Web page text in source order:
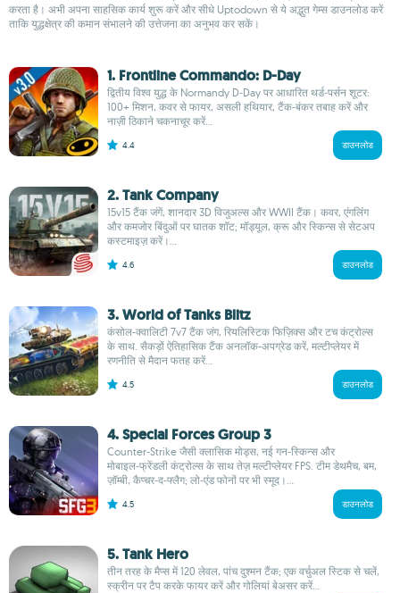
करता है। अभी अपना साहसिक कार्य शुरू करें और सीधे Uptodown से ये अद्भुत गेम्स डाउनलोड करें
ताकि युद्धक्षेत्र की कमान संभालने की उत्तेजना का अनुभव कर सकें।
1. Frontline Commando: D-Day
द्वितीय विश्व युद्ध के Normandy D‑Day पर आधारित थर्ड‑पर्सन शूटर:
100+ मिशन, कवर से फायर, असली हथियार, टैंक‑बंकर तबाह करें और
नाज़ी ठिकाने चकनाचूर करें...
4.4 डाउनलोड
2. Tank Company
15v15 टैंक जंगें, शानदार 3D विजुअल्स और WWII टैंक। कवर, एंगलिंग
और कमजोर बिंदुओं पर घातक शॉट; मॉड्यूल, क्रू और स्किन्स से सेटअप
कस्टमाइज़ करें।...
4.6 डाउनलोड
3. World of Tanks Blitz
कंसोल-क्वालिटी 7v7 टैंक जंग, रियलिस्टिक फिज़िक्स और टच कंट्रोल्स
के साथ. सैकड़ों ऐतिहासिक टैंक अनलॉक-अपग्रेड करें, मल्टीप्लेयर में
रणनीति से मैदान फतह करें...
4.5 डाउनलोड
4. Special Forces Group 3
Counter-Strike जैसी क्लासिक मोड्स, नई गन‑स्किन्स और
मोबाइल‑फ्रेंडली कंट्रोल्स के साथ तेज़ मल्टीप्लेयर FPS. टीम डेथमैच, बम,
ज़ॉम्बी, कैप्चर‑द‑फ्लैग; लो‑एंड फोनों पर भी स्मूद।...
4.5 डाउनलोड
5. Tank Hero
तीन तरह के मैप्स में 120 लेवल, पांच दुश्मन टैंक; एक वर्चुअल स्टिक से चलें,
स्क्रीन पर टैप करके फायर करें और गोलियां बेअसर करें...